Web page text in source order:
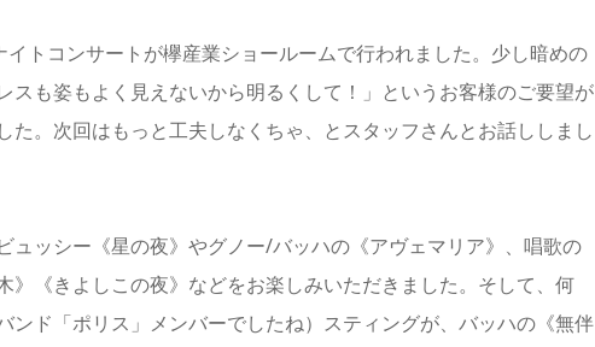
トコンサートが欅産業ショールームで行われました。少し暗めの
スも姿もよく見えないから明るくして！」というお客様のご要望が
た。次回はもっと工夫しなくちゃ、とスタッフさんとお話ししまし
ュッシー《星の夜》やグノー/バッハの《アヴェマリア》、唱歌の
》《きよしこの夜》などをお楽しみいただきました。そして、何
ンド「ポリス」メンバーでしたね）スティングが、バッハの《無伴